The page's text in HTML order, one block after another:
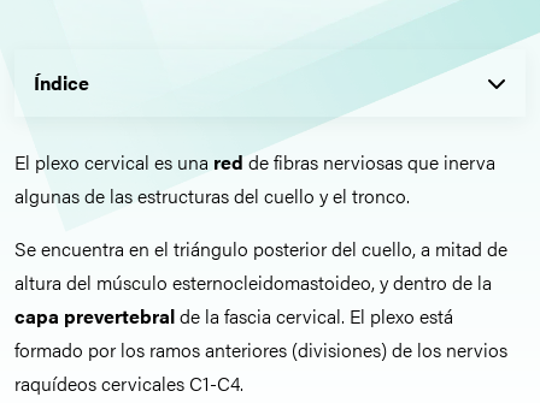
Índice
El plexo cervical es una redde fibras nerviosas que inerva
algunas de las estructuras del cuello y el tronco.
Se encuentra en el triángulo posterior del cuello, a mitad de
altura del músculo esternocleidomastoideo, y dentro de la
capa prevertebralde la fascia cervical. El plexo está
formado por los ramos anteriores (divisiones) de los nervios
raquídeos cervicales C1-C4.